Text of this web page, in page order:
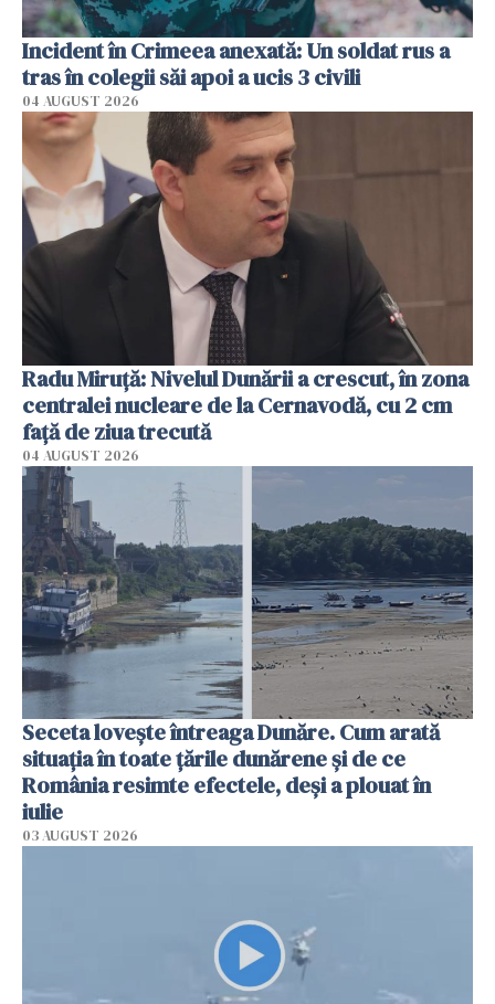
Incident în Crimeea anexată: Un soldat rus a
tras în colegii săi apoi a ucis 3 civili
04 AUGUST 2026
Radu Miruţă: Nivelul Dunării a crescut, în zona
centralei nucleare de la Cernavodă, cu 2 cm
faţă de ziua trecută
04 AUGUST 2026
Seceta lovește întreaga Dunăre. Cum arată
situația în toate țările dunărene și de ce
România resimte efectele, deși a plouat în
iulie
03 AUGUST 2026